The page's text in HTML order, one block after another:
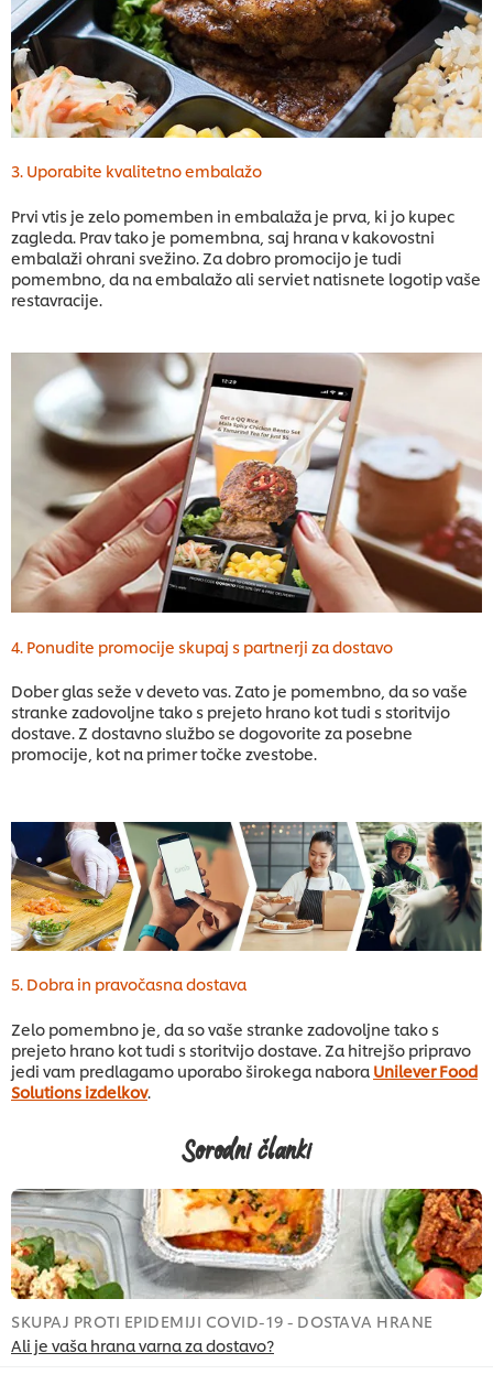
3. Uporabite kvalitetno embalažo
Prvi vtis je zelo pomemben in embalaža je prva, ki jo kupec
zagleda. Prav tako je pomembna, saj hrana v kakovostni
embalaži ohrani svežino. Za dobro promocijo je tudi
pomembno, da na embalažo ali serviet natisnete logotip vaše
restavracije.
4. Ponudite promocije skupaj s partnerji za dostavo
Dober glas seže v deveto vas. Zato je pomembno, da so vaše
stranke zadovoljne tako s prejeto hrano kot tudi s storitvijo
dostave. Z dostavno službo se dogovorite za posebne
promocije, kot na primer točke zvestobe.
5. Dobra in pravočasna dostava
Zelo pomembno je, da so vaše stranke zadovoljne tako s
prejeto hrano kot tudi s storitvijo dostave. Za hitrejšo pripravo
jedi vam predlagamo uporabo širokega nabora Unilever Food
Solutions izdelkov.
Sorodni članki
SKUPAJ PROTI EPIDEMIJI COVID-19 - DOSTAVA HRANE
Ali je vaša hrana varna za dostavo?